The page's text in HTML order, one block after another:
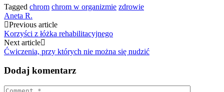
Tagged chrom chrom w organizmie zdrowie
Aneta R.
Post
navigation
Previous article
Korzyści z łóżka rehabilitacyjnego
Next article
Ćwiczenia, przy których nie można się nudzić
Dodaj komentarz